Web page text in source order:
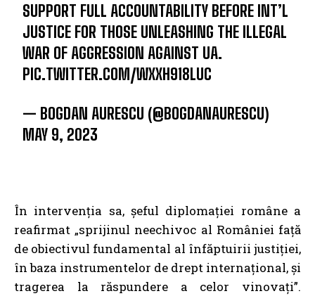
SUPPORT FULL ACCOUNTABILITY BEFORE INT’L
JUSTICE FOR THOSE UNLEASHING THE ILLEGAL
WAR OF AGGRESSION AGAINST UA.
PIC.TWITTER.COM/WXXH918LUC
— BOGDAN AURESCU (@BOGDANAURESCU)
MAY 9, 2023
În intervenția sa, șeful diplomației române a
reafirmat „sprijinul neechivoc al României față
de obiectivul fundamental al înfăptuirii justiției,
în baza instrumentelor de drept internațional, și
tragerea la răspundere a celor vinovați”.